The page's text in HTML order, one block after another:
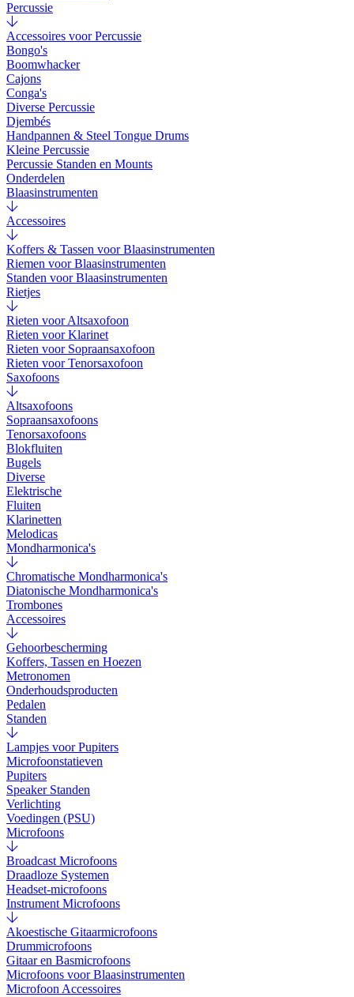
Percussie
Accessoires voor Percussie
Bongo's
Boomwhacker
Cajons
Conga's
Diverse Percussie
Djembés
Handpannen & Steel Tongue Drums
Kleine Percussie
Percussie Standen en Mounts
Onderdelen
Blaasinstrumenten
Accessoires
Koffers & Tassen voor Blaasinstrumenten
Riemen voor Blaasinstrumenten
Standen voor Blaasinstrumenten
Rietjes
Rieten voor Altsaxofoon
Rieten voor Klarinet
Rieten voor Sopraansaxofoon
Rieten voor Tenorsaxofoon
Saxofoons
Altsaxofoons
Sopraansaxofoons
Tenorsaxofoons
Blokfluiten
Bugels
Diverse
Elektrische
Fluiten
Klarinetten
Melodicas
Mondharmonica's
Chromatische Mondharmonica's
Diatonische Mondharmonica's
Trombones
Accessoires
Gehoorbescherming
Koffers, Tassen en Hoezen
Metronomen
Onderhoudsproducten
Pedalen
Standen
Lampjes voor Pupiters
Microfoonstatieven
Pupiters
Speaker Standen
Verlichting
Voedingen (PSU)
Microfoons
Broadcast Microfoons
Draadloze Systemen
Headset-microfoons
Instrument Microfoons
Akoestische Gitaarmicrofoons
Drummicrofoons
Gitaar en Basmicrofoons
Microfoons voor Blaasinstrumenten
Microfoon Accessoires